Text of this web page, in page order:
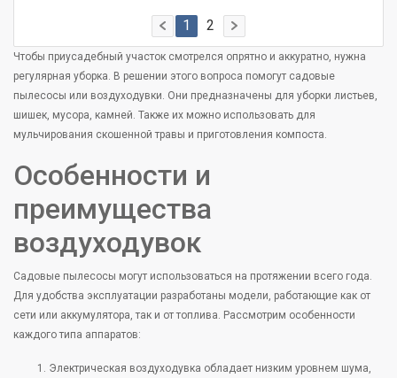
1 2
Чтобы приусадебный участок смотрелся опрятно и аккуратно, нужна
регулярная уборка. В решении этого вопроса помогут садовые
пылесосы или воздуходувки. Они предназначены для уборки листьев,
шишек, мусора, камней. Также их можно использовать для
мульчирования скошенной травы и приготовления компоста.
Особенности и
преимущества
воздуходувок
Садовые пылесосы могут использоваться на протяжении всего года.
Для удобства эксплуатации разработаны модели, работающие как от
сети или аккумулятора, так и от топлива. Рассмотрим особенности
каждого типа аппаратов:
Электрическая воздуходувка обладает низким уровнем шума,